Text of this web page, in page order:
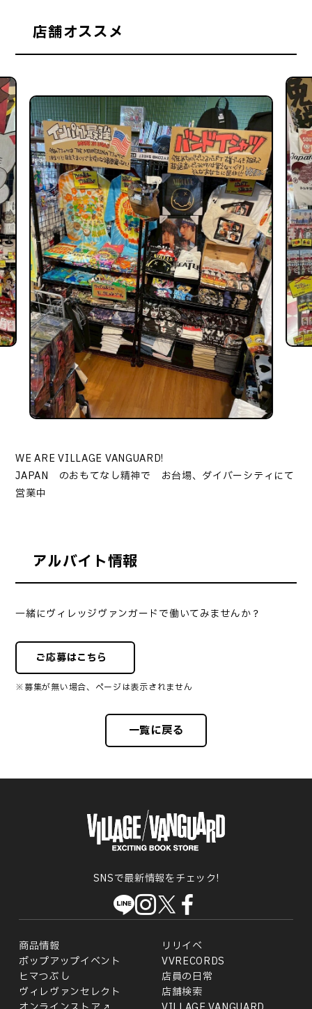
店舗オススメ
WE ARE VILLAGE VANGUARD!
JAPAN のおもてなし精神で お台場、ダイバーシティにて
営業中
アルバイト情報
一緒にヴィレッジヴァンガードで働いてみませんか？
ご応募はこちら
※募集が無い場合、ページは表示されません
一覧に戻る
SNSで最新情報をチェック!
商品情報
リリイベ
ポップアップイベント
VVRECORDS
ヒマつぶし
店員の日常
ヴィレヴァンセレクト
店舗検索